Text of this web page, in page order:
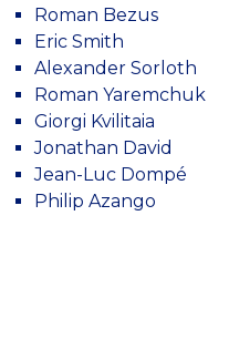
Roman Bezus
Eric Smith
Alexander Sorloth
Roman Yaremchuk
Giorgi Kvilitaia
Jonathan David
Jean-Luc Dompé
Philip Azango